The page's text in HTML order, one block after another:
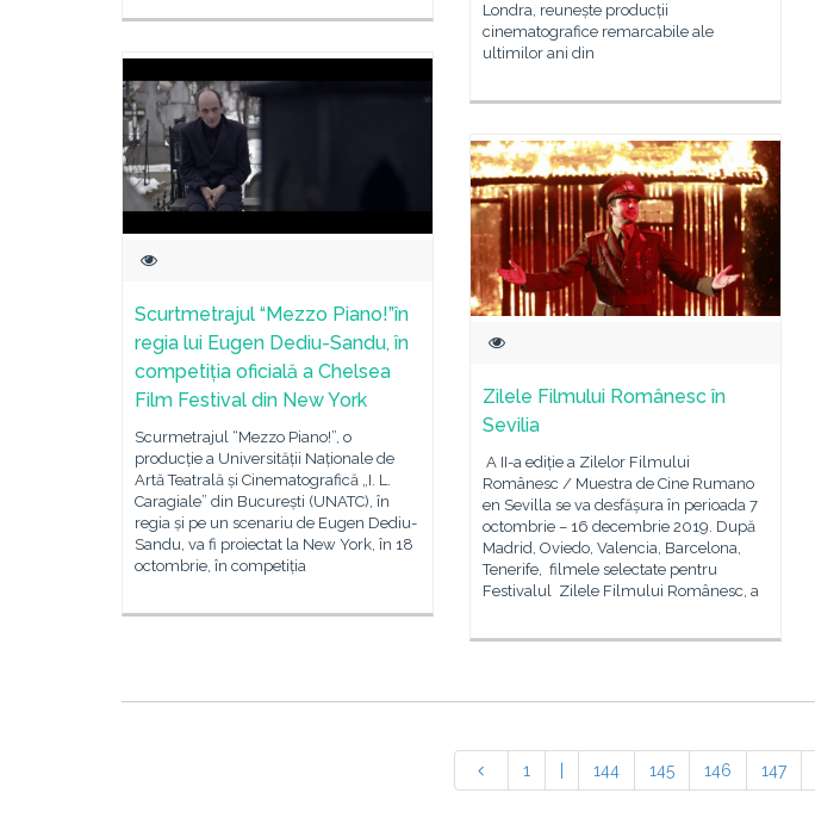
Londra, reunește producții
cinematografice remarcabile ale
ultimilor ani din
Scurtmetrajul “Mezzo Piano!”în
regia lui Eugen Dediu-Sandu, în
competiția oficială a Chelsea
Film Festival din New York
Scurmetrajul “Mezzo Piano!”, o
producție a Universității Naționale de
Artă Teatrală și Cinematografică „I. L.
Caragiale” din București (UNATC), în
regia și pe un scenariu de Eugen Dediu-
Sandu, va fi proiectat la New York, în 18
octombrie, în competiția
Zilele Filmului Românesc în
Sevilia
A II-a ediție a Zilelor Filmului
Românesc / Muestra de Cine Rumano
en Sevilla se va desfășura în perioada 7
octombrie – 16 decembrie 2019. După
Madrid, Oviedo, Valencia, Barcelona,
Tenerife, filmele selectate pentru
Festivalul Zilele Filmului Românesc, a
1 144 145 146 147